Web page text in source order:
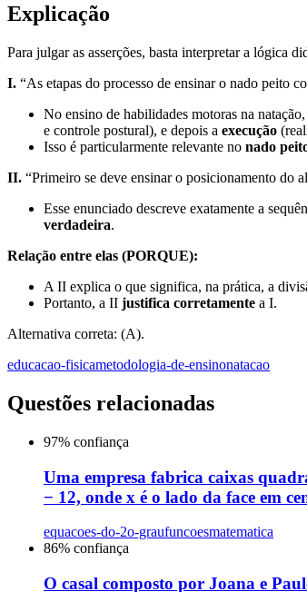
Explicação
Para julgar as asserções, basta interpretar a lógica
I. “As etapas do processo de ensinar o nado peito
No ensino de habilidades motoras na
e controle postural), e depois a execução
Isso é particularmente relevante no nado
II. “Primeiro se deve ensinar o posicionamento do
Esse enunciado descreve exatamente a
verdadeira.
Relação entre elas (PORQUE):
A II explica o que significa, na prática, a
Portanto, a II justifica corretamente a I.
Alternativa correta: (A).
educacao-fisicametodologia-de-ensinonatacao
Questões relacionadas
97% confiança
Uma empresa fabrica caixas
− 12, onde x é o lado da face em
equacoes-do-2o-graufuncoesmatematica
86% confiança
O casal composto por Joana e